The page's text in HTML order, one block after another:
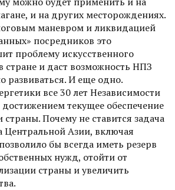
и на других месторождениях.
маневром и ликвидацией
посредников это
проблему искусственного
стране и даст возможность НПЗ
развиваться. И еще одно.
все 30 лет Независимости
текущее обеспечение
Почему не ставится задача
Центральной Азии, включая
бы всегда иметь резерв
нужд, отойти от
страны и увеличить